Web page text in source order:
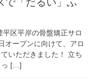
区平岸の骨盤矯正サロ
オープンに向けて、アロ
いただきました！ 立ち
っ […]